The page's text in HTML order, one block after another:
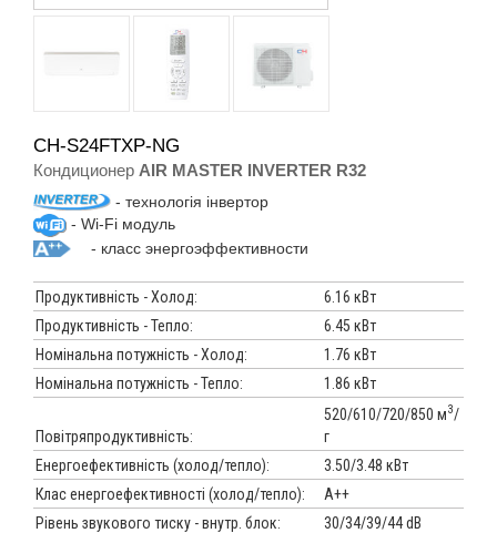
CH-S24FTXP-NG
Кондиционер AIR MASTER INVERTER R32
- технологія інвертор
- Wi-Fi модуль
- класс энергоэффективности
Продуктивність - Холод:
6.16 кВт
Продуктивність - Тепло:
6.45 кВт
Номінальна потужність - Холод:
1.76 кВт
Номінальна потужність - Тепло:
1.86 кВт
Повітряпродуктивність:
520/610/720/850 м3/
г
Енергоефективність (холод/тепло):
3.50/3.48 кВт
Клас енергоефективності (холод/тепло):
A++
Рівень звукового тиску - внутр. блок:
30/34/39/44 dB